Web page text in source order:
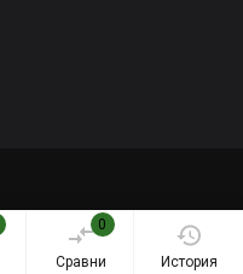
0
Сравни История
Уеб сайт от Marketing Vision